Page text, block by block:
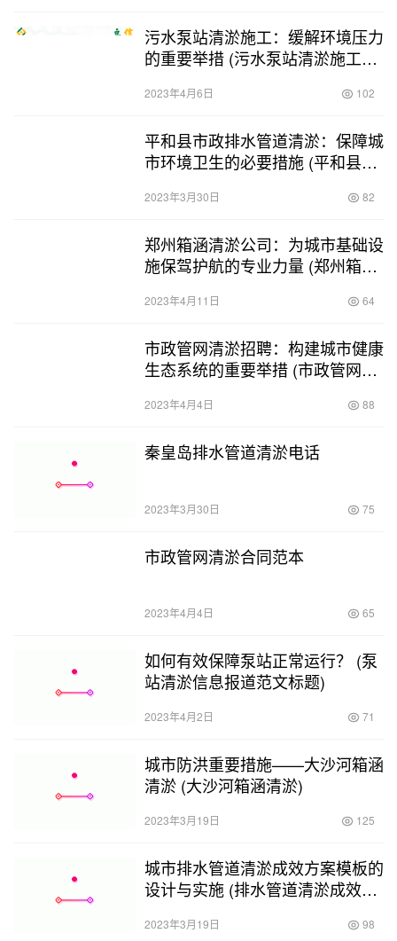
污水泵站清淤施工：缓解环境压力
的重要举措 (污水泵站清淤施工申
2023年4月6日 102
平和县市政排水管道清淤：保障城
市环境卫生的必要措施 (平和县市
2023年3月30日 82
郑州箱涵清淤公司：为城市基础设
施保驾护航的专业力量 (郑州箱涵
2023年4月11日 64
市政管网清淤招聘：构建城市健康
生态系统的重要举措 (市政管网清
2023年4月4日 88
秦皇岛排水管道清淤电话
2023年3月30日 75
市政管网清淤合同范本
2023年4月4日 65
如何有效保障泵站正常运行？ (泵
站清淤信息报道范文标题)
2023年4月2日 71
城市防洪重要措施——大沙河箱涵
清淤 (大沙河箱涵清淤)
2023年3月19日 125
城市排水管道清淤成效方案模板的
设计与实施 (排水管道清淤成效方
2023年3月19日 98